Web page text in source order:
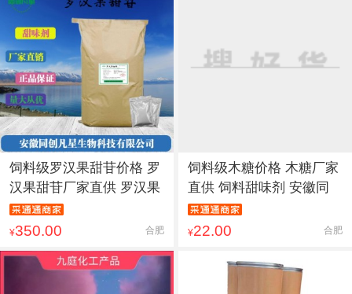
饲料级罗汉果甜苷价格 罗
汉果甜苷厂家直供 罗汉果
¥350.00 合肥
饲料级木糖价格 木糖厂家
直供 饲料甜味剂 安徽同
¥22.00 合肥